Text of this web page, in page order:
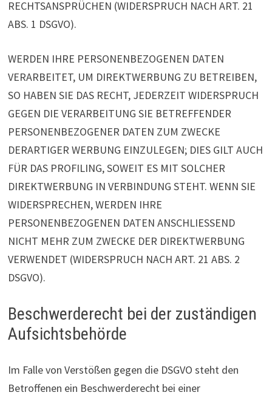
RECHTSANSPRÜCHEN (WIDERSPRUCH NACH ART. 21
ABS. 1 DSGVO).
WERDEN IHRE PERSONENBEZOGENEN DATEN
VERARBEITET, UM DIREKTWERBUNG ZU BETREIBEN,
SO HABEN SIE DAS RECHT, JEDERZEIT WIDERSPRUCH
GEGEN DIE VERARBEITUNG SIE BETREFFENDER
PERSONENBEZOGENER DATEN ZUM ZWECKE
DERARTIGER WERBUNG EINZULEGEN; DIES GILT AUCH
FÜR DAS PROFILING, SOWEIT ES MIT SOLCHER
DIREKTWERBUNG IN VERBINDUNG STEHT. WENN SIE
WIDERSPRECHEN, WERDEN IHRE
PERSONENBEZOGENEN DATEN ANSCHLIESSEND
NICHT MEHR ZUM ZWECKE DER DIREKTWERBUNG
VERWENDET (WIDERSPRUCH NACH ART. 21 ABS. 2
DSGVO).
Beschwerde­recht bei der zuständigen
Aufsichts­behörde
Im Falle von Verstößen gegen die DSGVO steht den
Betroffenen ein Beschwerderecht bei einer